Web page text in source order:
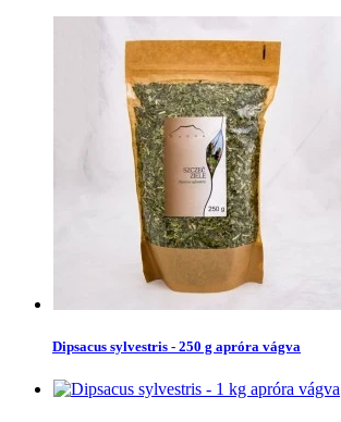
Dipsacus sylvestris - 250 g apróra vágva